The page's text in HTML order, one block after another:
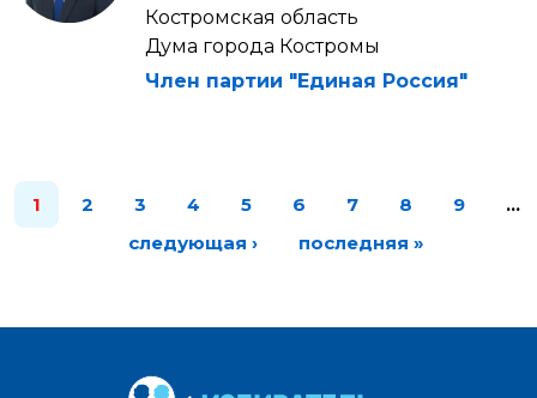
Костромская область
Дума города Костромы
Член партии "Единая Россия"
1 2 3 4 5 6 7 8 9
…
следующая ›
последняя »